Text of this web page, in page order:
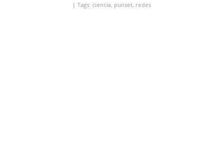
| Tags: ciencia, punset, redes